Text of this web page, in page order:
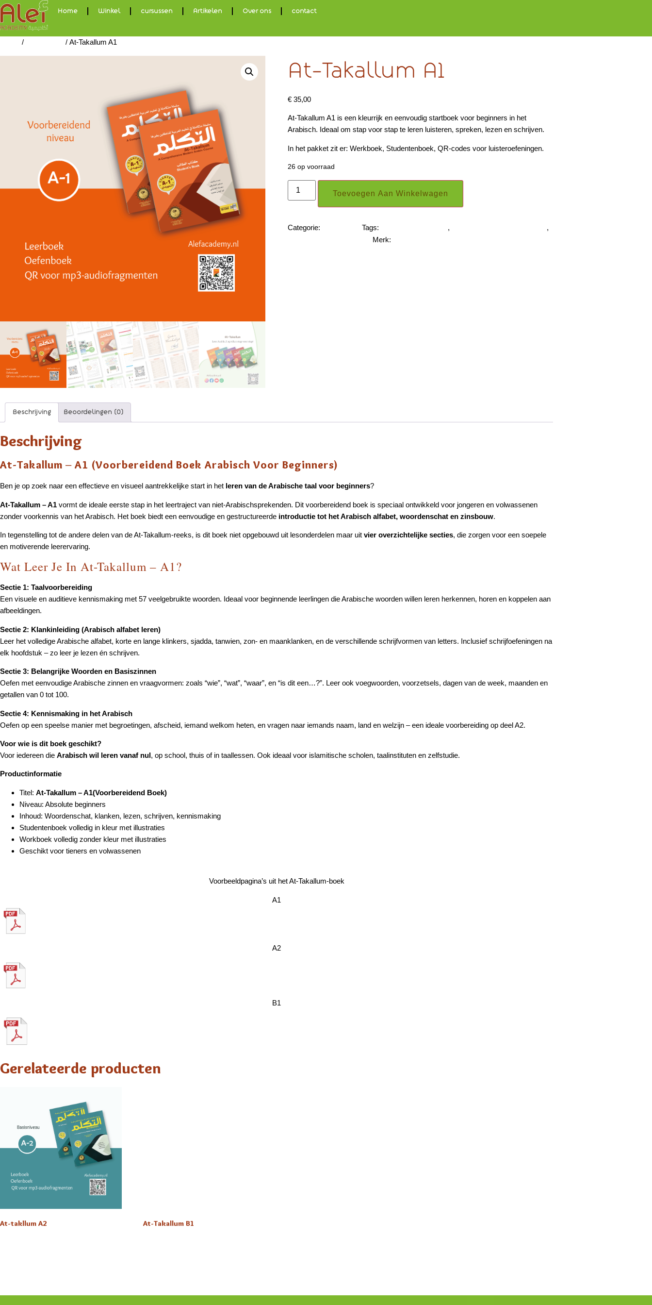
Home Winkel cursussen Artikelen Over ons contact
/ / At-Takallum A1
At-Takallum A1
€35,00
At-Takallum A1 is een kleurrijk en eenvoudig startboek voor beginners in het
Arabisch. Ideaal om stap voor stap te leren luisteren, spreken, lezen en schrijven.
In het pakket zit er: Werkboek, Studentenboek, QR-codes voor luisteroefeningen.
26 op voorraad
Toevoegen Aan Winkelwagen
Categorie: Tags: , ,
Merk:
Beschrijving Beoordelingen (0)
Beschrijving
At-Takallum – A1 (Voorbereidend Boek Arabisch Voor Beginners)
Ben je op zoek naar een effectieve en visueel aantrekkelijke start in het leren van de Arabische taal voor beginners?
At-Takallum – A1 vormt de ideale eerste stap in het leertraject van niet-Arabischsprekenden. Dit voorbereidend boek is speciaal ontwikkeld voor jongeren en volwassenen
zonder voorkennis van het Arabisch. Het boek biedt een eenvoudige en gestructureerde introductie tot het Arabisch alfabet, woordenschat en zinsbouw.
In tegenstelling tot de andere delen van de At-Takallum-reeks, is dit boek niet opgebouwd uit lesonderdelen maar uit vier overzichtelijke secties, die zorgen voor een soepele
en motiverende leerervaring.
Wat Leer Je In At-Takallum – A1?
Sectie 1: Taalvoorbereiding
Een visuele en auditieve kennismaking met 57 veelgebruikte woorden. Ideaal voor beginnende leerlingen die Arabische woorden willen leren herkennen, horen en koppelen aan
afbeeldingen.
Sectie 2: Klankinleiding (Arabisch alfabet leren)
Leer het volledige Arabische alfabet, korte en lange klinkers, sjadda, tanwien, zon- en maanklanken, en de verschillende schrijfvormen van letters. Inclusief schrijfoefeningen na
elk hoofdstuk – zo leer je lezen én schrijven.
Sectie 3: Belangrijke Woorden en Basiszinnen
Oefen met eenvoudige Arabische zinnen en vraagvormen: zoals “wie”, “wat”, “waar”, en “is dit een…?”. Leer ook voegwoorden, voorzetsels, dagen van de week, maanden en
getallen van 0 tot 100.
Sectie 4: Kennismaking in het Arabisch
Oefen op een speelse manier met begroetingen, afscheid, iemand welkom heten, en vragen naar iemands naam, land en welzijn – een ideale voorbereiding op deel A2.
Voor wie is dit boek geschikt?
Voor iedereen die Arabisch wil leren vanaf nul, op school, thuis of in taallessen. Ook ideaal voor islamitische scholen, taalinstituten en zelfstudie.
Productinformatie
Titel: At-Takallum – A1(Voorbereidend Boek)
Niveau: Absolute beginners
Inhoud: Woordenschat, klanken, lezen, schrijven, kennismaking
Studentenboek volledig in kleur met illustraties
Workboek volledig zonder kleur met illustraties
Geschikt voor tieners en volwassenen
Voorbeeldpagina’s uit het At-Takallum-boek
A1
A2
B1
Gerelateerde producten
At-takllum A2 At-Takallum B1